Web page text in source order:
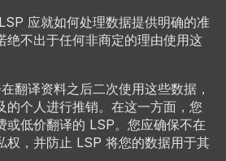
应就如何处理数据提供明确的准
绝不出于任何非商定的理由使用这
翻译资料之后二次使用这些数据，
的个人进行推销。在这一方面，您
或低价翻译的 LSP。您应确保不在
权，并防止 LSP 将您的数据用于其